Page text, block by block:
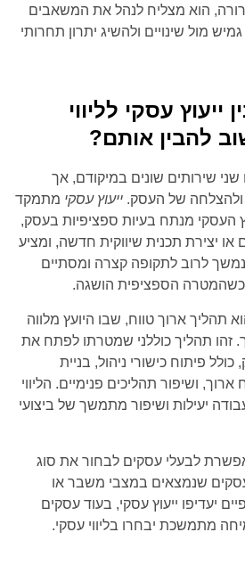
הוא מצליח לנהל את המשאבים
מול שינויים ולהשיג יתרון תחרותי
עסקי לליווי
להבין אותם?
שני שירותים שונים במיקודם, אך
של העסק. ייעוץ עסקי מתמקד
העסקי מנתח בעיות ספציפיות בעסק,
או יצירת תכנית שיווקית חדשה, ומציע
נמשך לרוב לתקופה קצרה ומסתיים
הספציפית הושגה.
תהליך ארוך טווח, שבו היועץ מלווה
תהליך כוללני שמטרתו לפתח את
פיתוח כישורי ניהול, בניית
ושיפור תהליכים פנימיים. הליווי
יעילות ושיפור מתמשך של ביצועי
לבעלי עסקים לבחור את סוג
שנמצאים במצבי משבר או
יעדיפו ייעוץ עסקי, בעוד עסקים
מתמשכת יבחרו בליווי עסקי.